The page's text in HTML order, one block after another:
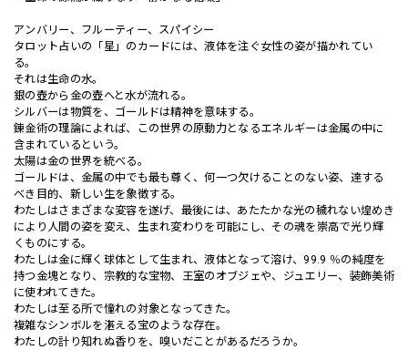
アンバリー、フルーティー、スパイシー
タロット占いの「星」のカードには、液体を注ぐ女性の姿が描かれてい
る。
それは生命の水。
銀の壺から金の壺へと水が流れる。
シルバーは物質を、ゴールドは精神を意味する。
錬金術の理論によれば、この世界の原動力となるエネルギーは金属の中に
含まれているという。
太陽は金の世界を統べる。
ゴールドは、金属の中でも最も尊く、何一つ欠けることのない姿、達する
べき目的、新しい生を象徴する。
わたしはさまざまな変容を遂げ、最後には、あたたかな光の穢れない煌めき
により人間の姿を変え、生まれ変わりを可能にし、その魂を崇高で光り輝
くものにする。
わたしは金に輝く球体として生まれ、液体となって溶け、99.9 ％の純度を
持つ金塊となり、宗教的な宝物、王室のオブジェや、ジュエリー、装飾美術
に使われてきた。
わたしは至る所で憧れの対象となってきた。
複雑なシンボルを湛える宝のような存在。
わたしの計り知れぬ香りを、嗅いだことがあるだろうか。